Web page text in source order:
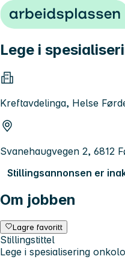
Hopp til innhold
Lege i
Kreftavdelinga, Helse
Svanehaugvegen 2, 6812
Stillingsannonsen er
Om jobben
Lagre favoritt
Stillingstittel
Lege i spesialisering